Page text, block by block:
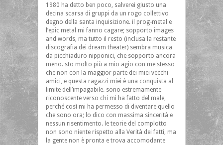
1980 ha detto ben poco, salverei giusto una
decina scarsa di gruppi da un rogo collettivo
degno della santa inquisizione. il prog-metal e
l’epic metal mi fanno cagare; sopporto images
and words, ma tutto il resto (inclusa la restante
discografia dei dream theater) sembra musica
da picchiaduro nipponici, che sopporto ancora
meno. sto molto più a mio agio con me stesso
che non con la maggior parte dei miei vecchi
amici, e questa ragazzi miei è una conquista al
limite dell’impagabile. sono estremamente
riconoscente verso chi mi ha fatto del male,
perché così mi ha permesso di diventare quello
che sono ora; lo dico con massima sincerità e
nessun risentimento. le teorie del complotto
non sono niente rispetto alla Verità dei fatti, ma
la gente non è pronta e trova accomodante